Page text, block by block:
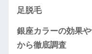
足脱毛
銀座カラーの効果
から徹底調査